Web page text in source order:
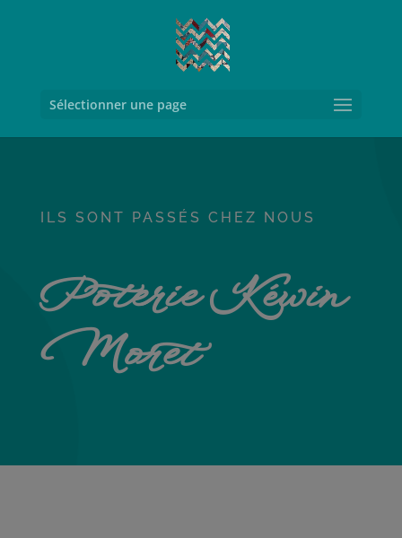
Sélectionner une page
ILS SONT PASSÉS CHEZ NOUS
Poterie Kéwin
Moret